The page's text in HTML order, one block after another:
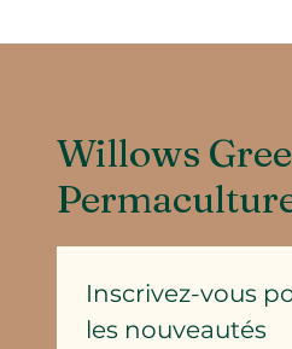
Willows
Inscrivez-vous
les nouveautés